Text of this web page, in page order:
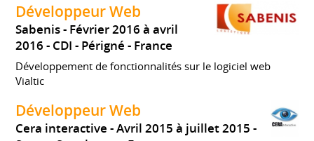
Développeur Web
Sabenis
Février 2016 à avril
2016 CDI Périgné France
Développement de fonctionnalités sur le logiciel web
Vialtic
Développeur Web
Cera interactive
Avril 2015 à juillet 2015